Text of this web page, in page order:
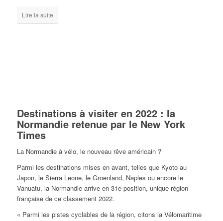
Lire la suite
Destinations à visiter en 2022 : la
Normandie retenue par le New York
Times
La Normandie à vélo, le nouveau rêve américain ?
Parmi les destinations mises en avant, telles que Kyoto au
Japon, le Sierra Leone, le Groenland, Naples ou encore le
Vanuatu, la Normandie arrive en 31e position, unique région
française de ce classement 2022.
« Parmi les pistes cyclables de la région, citons la Vélomaritime